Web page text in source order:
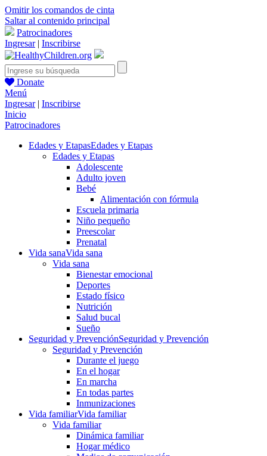
Omitir los comandos de cinta
Saltar al contenido principal
Patrocinadores
Ingresar| Inscribirse
Donate
Menú
Ingresar| Inscribirse
Inicio
Patrocinadores
Edades y EtapasEdades y Etapas
Edades y Etapas
Adolescente
Adulto joven
Bebé
Alimentación con fórmula
Escuela primaria
Niño pequeño
Preescolar
Prenatal
Vida sanaVida sana
Vida sana
Bienestar emocional
Deportes
Estado físico
Nutrición
Salud bucal
Sueño
Seguridad y PrevenciónSeguridad y Prevención
Seguridad y Prevención
Durante el juego
En el hogar
En marcha
En todas partes
Inmunizaciones
Vida familiarVida familiar
Vida familiar
Dinámica familiar
Hogar médico